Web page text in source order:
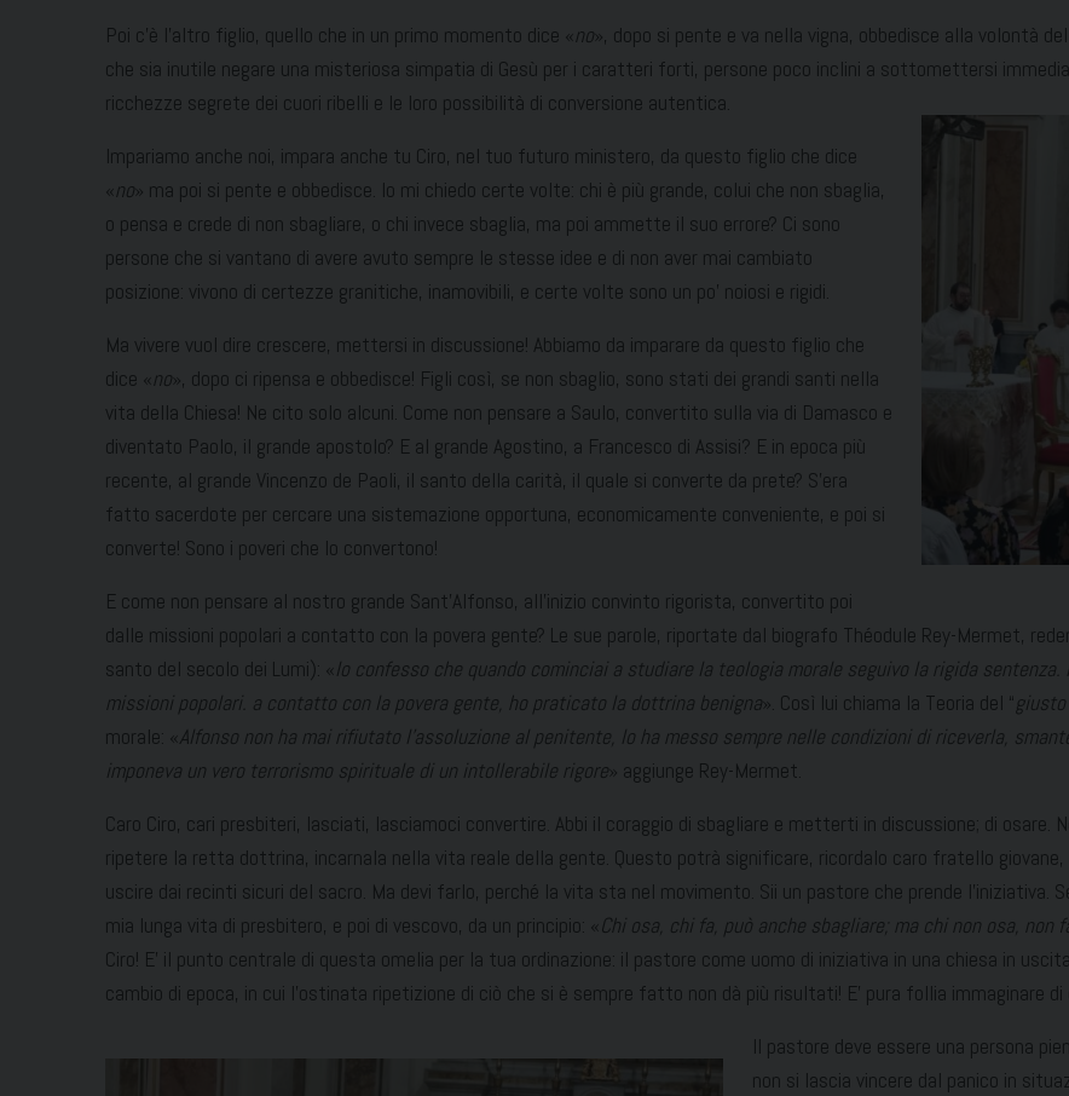
Poi c’è l’altro figlio, quello che in un primo momento dice « no», dopo si pente e va nella vigna, obbedisce alla volontà
che sia inutile negare una misteriosa simpatia di Gesù per i caratteri forti, persone poco inclini a sottomettersi
ricchezze segrete dei cuori ribelli e le loro possibilità di conversione autentica.
Impariamo anche noi, impara anche tu Ciro, nel tuo futuro ministero, da questo figlio che dice
no» ma poi si pente e obbedisce. Io mi chiedo certe volte: chi è più grande, colui che non sbaglia,
o pensa e crede di non sbagliare, o chi invece sbaglia, ma poi ammette il suo errore? Ci sono
persone che si vantano di avere avuto sempre le stesse idee e di non aver mai cambiato
posizione: vivono di certezze granitiche, inamovibili, e certe volte sono un po’ noiosi e rigidi.
Ma vivere vuol dire crescere, mettersi in discussione! Abbiamo da imparare da questo figlio che
dice « no», dopo ci ripensa e obbedisce! Figli così, se non sbaglio, sono stati dei grandi santi nella
vita della Chiesa! Ne cito solo alcuni. Come non pensare a Saulo, convertito sulla via di Damasco e
diventato Paolo, il grande apostolo? E al grande Agostino, a Francesco di Assisi? E in epoca più
recente, al grande Vincenzo de Paoli, il santo della carità, il quale si converte da prete? S’era
fatto sacerdote per cercare una sistemazione opportuna, economicamente conveniente, e poi si
converte! Sono i poveri che lo convertono!
E come non pensare al nostro grande Sant’Alfonso, all’inizio convinto rigorista, convertito poi
dalle missioni popolari a contatto con la povera gente? Le sue parole, riportate dal biografo Théodule Rey-Mermet,
santo del secolo dei Lumi): « Io confesso che quando cominciai a studiare la teologia morale seguivo la rigida
missioni popolari. a contatto con la povera gente, ho praticato la dottrina benigna». Così lui chiama la Teoria del “
morale: « Alfonso non ha mai rifiutato l’assoluzione al penitente, lo ha messo sempre nelle condizioni di riceverla,
imponeva un vero terrorismo spirituale di un intollerabile rigore» aggiunge Rey-Mermet.
Caro Ciro, cari presbiteri, lasciati, lasciamoci convertire. Abbi il coraggio di sbagliare e metterti in discussione; di
ripetere la retta dottrina, incarnala nella vita reale della gente. Questo potrà significare, ricordalo caro fratello
uscire dai recinti sicuri del sacro. Ma devi farlo, perché la vita sta nel movimento. Sii un pastore che prende
mia lunga vita di presbitero, e poi di vescovo, da un principio: « Chi osa, chi fa, può anche sbagliare; ma chi non osa, non
Ciro! E’ il punto centrale di questa omelia per la tua ordinazione: il pastore come uomo di iniziativa in una chiesa in
cambio di epoca, in cui l’ostinata ripetizione di ciò che si è sempre fatto non dà più risultati! E’ pura follia
Il pastore deve essere una persona
non si lascia vincere dal panico in